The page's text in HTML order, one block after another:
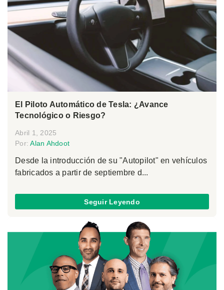
El Piloto Automático de Tesla: ¿Avance
Tecnológico o Riesgo?
Abril 1, 2025
Por:Alan Ahdoot
Desde la introducción de su "Autopilot" en vehículos
fabricados a partir de septiembre d...
Seguir Leyendo